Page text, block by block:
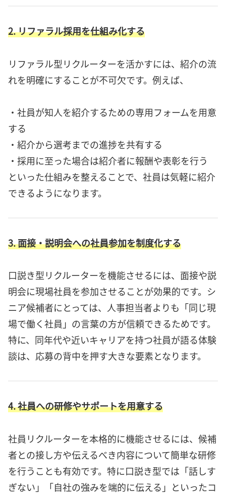
2. リファラル採用を仕組み化する
リファラル型リクルーターを活かすには、紹介の流
れを明確にすることが不可欠です。例えば、
・社員が知人を紹介するための専用フォームを用意
する
・紹介から選考までの進捗を共有する
・採用に至った場合は紹介者に報酬や表彰を行う
といった仕組みを整えることで、社員は気軽に紹介
できるようになります。
3. 面接・説明会への社員参加を制度化する
口説き型リクルーターを機能させるには、面接や説
明会に現場社員を参加させることが効果的です。シ
ニア候補者にとっては、人事担当者よりも「同じ現
場で働く社員」の言葉の方が信頼できるためです。
特に、同年代や近いキャリアを持つ社員が語る体験
談は、応募の背中を押す大きな要素となります。
4. 社員への研修やサポートを用意する
社員リクルーターを本格的に機能させるには、候補
者との接し方や伝えるべき内容について簡単な研修
を行うことも有効です。特に口説き型では「話しす
ぎない」「自社の強みを端的に伝える」といったコ